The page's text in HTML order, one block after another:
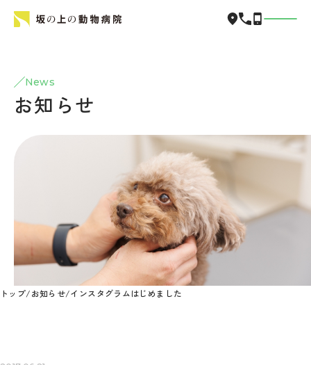
News
お知らせ
トップ/お知らせ/インスタグラムはじめました